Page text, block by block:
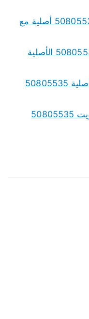
قطع غيار دومي Domi الكويت 50805535 أصلية مع
قطع غيار جيلي Geely الكويت 50805535 الأصلية
قطع غيار جيتور Jetour بالكويت أصلية 50805535
قطع غيار بايك BAIC الأصلية بالكويت 50805535